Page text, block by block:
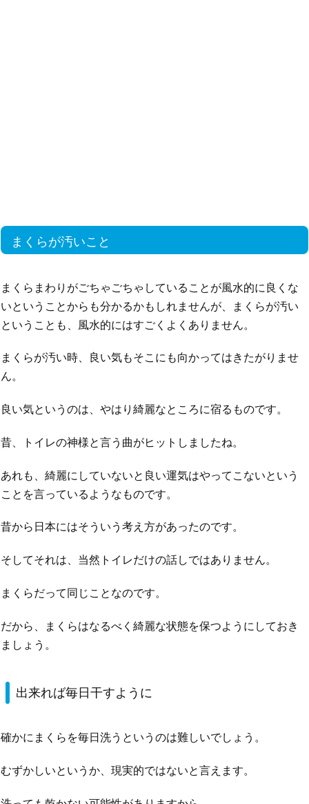
まくらが汚いこと
まくらまわりがごちゃごちゃしていることが風水的に良くな
いということからも分かるかもしれませんが、まくらが汚い
ということも、風水的にはすごくよくありません。
まくらが汚い時、良い気もそこにも向かってはきたがりませ
ん。
良い気というのは、やはり綺麗なところに宿るものです。
昔、トイレの神様と言う曲がヒットしましたね。
あれも、綺麗にしていないと良い運気はやってこないという
ことを言っているようなものです。
昔から日本にはそういう考え方があったのです。
そしてそれは、当然トイレだけの話しではありません。
まくらだって同じことなのです。
だから、まくらはなるべく綺麗な状態を保つようにしておき
ましょう。
出来れば毎日干すように
確かにまくらを毎日洗うというのは難しいでしょう。
むずかしいというか、現実的ではないと言えます。